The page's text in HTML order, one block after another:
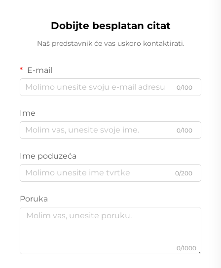
Dobijte besplatan citat
Naš predstavnik će vas uskoro kontaktirati.
E-mail
0/100
Ime
0/100
Ime poduzeća
0/200
Poruka
0/1000